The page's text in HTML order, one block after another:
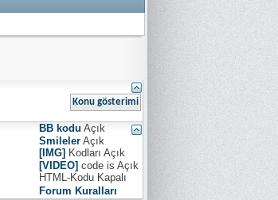
BB kodu Açık
Smileler Açık
[IMG] Kodları Açık
[VIDEO]code is Açık
HTML-Kodu Kapalı
Forum Kuralları